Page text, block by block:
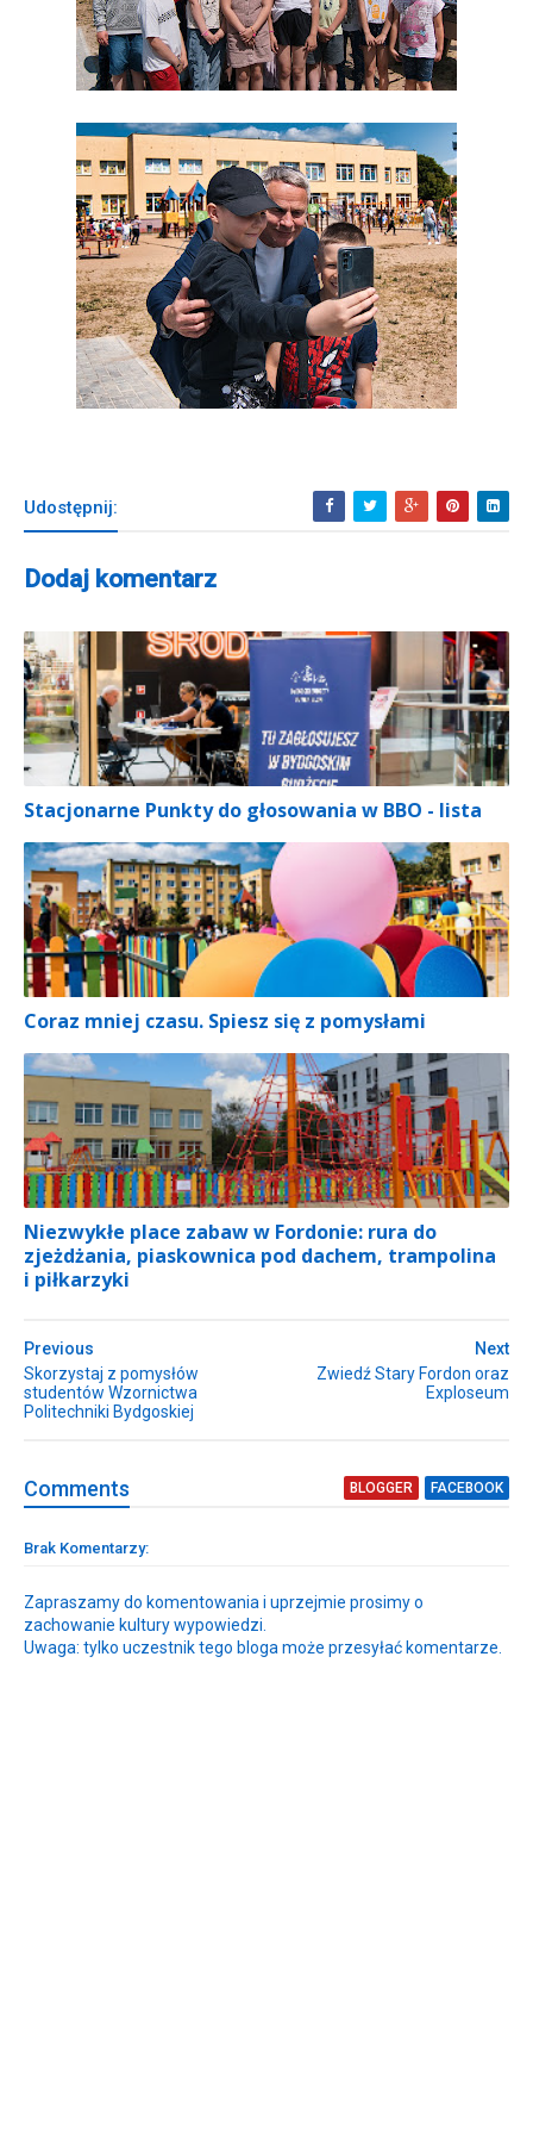
Udostępnij:
Dodaj komentarz
Stacjonarne Punkty do głosowania w BBO - lista
Coraz mniej czasu. Spiesz się z pomysłami
Niezwykłe place zabaw w Fordonie: rura do
zjeżdżania, piaskownica pod dachem, trampolina
i piłkarzyki
Next
Zwiedź Stary Fordon oraz
Exploseum
Previous
Skorzystaj z pomysłów
studentów Wzornictwa
Politechniki Bydgoskiej
Comments BLOGGER FACEBOOK
Brak Komentarzy:
Zapraszamy do komentowania i uprzejmie prosimy o
zachowanie kultury wypowiedzi.
Uwaga: tylko uczestnik tego bloga może przesyłać komentarze.